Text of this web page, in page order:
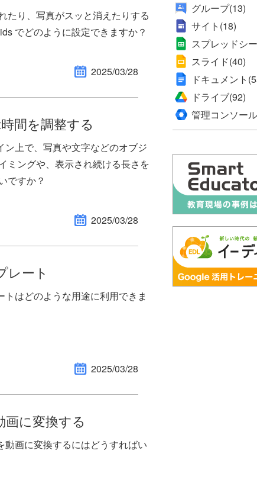
たり、写真がスッと消えたりする
でどのように設定できますか？
2025/03/28
間を調整する
ン上で、写真や文字などのオブジ
ミングや、表示され続ける長さを
ですか？
2025/03/28
レート
はどのような用途に利用できま
2025/03/28
に変換する
動画に変換するにはどうすればい
グループ(13)
サイト (18)
スプレッドシ
スライド(40)
ドキュメント
ドライブ(92)
管理コンソール